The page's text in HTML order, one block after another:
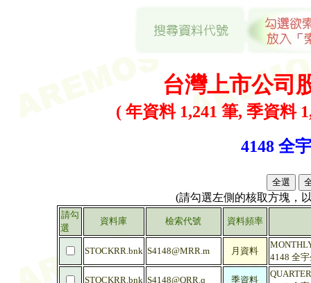
台灣上市公司
( 年資料 1,241 筆, 季資料
4148 全
(請勾選左側的核取方塊，
請勾
選
資料庫 檢索代號 資料頻率
STOCKRR.bnk S4148@MRR.m 月資料
4148 全
STOCKRR.bnk S4148@QRR.q 季資料